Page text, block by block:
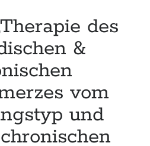
in
children“
des
CHQ
(UPDATE
2023)
des
&
vom
und